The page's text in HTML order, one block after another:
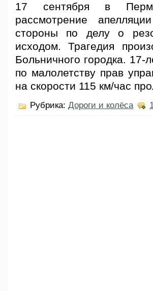
17 сентября в
рассмотрение
стороны по делу о
исходом. Трагедия
Больничного городка.
по малолетству прав
на скорости 115 км/час
Рубрика: Дороги и колёса